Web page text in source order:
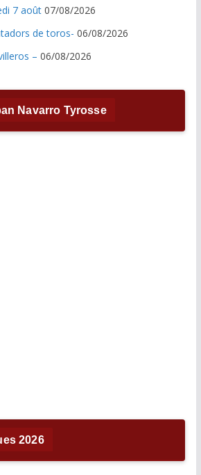
7 août 07/08/2026
de toros- 06/08/2026
– 06/08/2026
Navarro Tyrosse
2026